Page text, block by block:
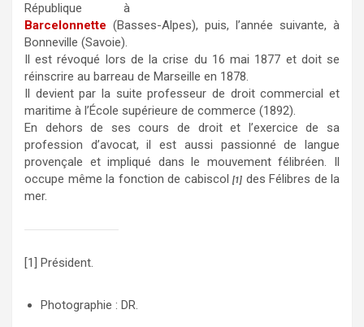
République à
Barcelonnette (Basses-Alpes), puis, l’année suivante, à
Bonneville (Savoie).
Il est révoqué lors de la crise du 16 mai 1877 et doit se
réinscrire au barreau de Marseille en 1878.
Il devient par la suite professeur de droit commercial et
maritime à l’École supérieure de commerce (1892).
En dehors de ses cours de droit et l’exercice de sa
profession d’avocat, il est aussi passionné de langue
provençale et impliqué dans le mouvement félibréen. Il
occupe même la fonction de cabiscol [1] des Félibres de la
mer.
[1] Président.
Photographie : DR.